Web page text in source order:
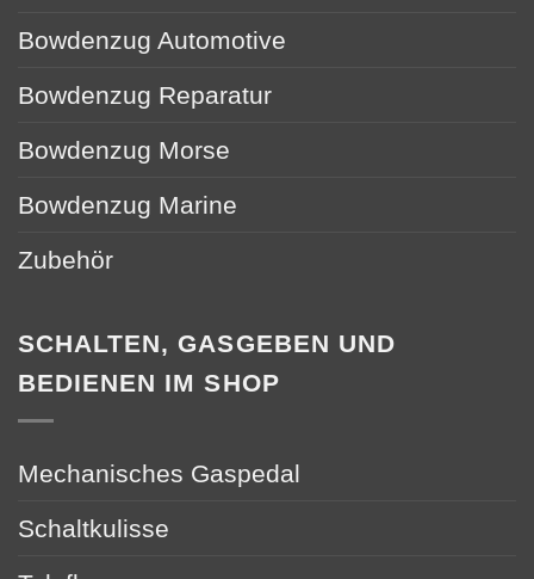
Bowdenzug Automotive
Bowdenzug Reparatur
Bowdenzug Morse
Bowdenzug Marine
Zubehör
SCHALTEN, GASGEBEN UND
BEDIENEN IM SHOP
Mechanisches Gaspedal
Schaltkulisse